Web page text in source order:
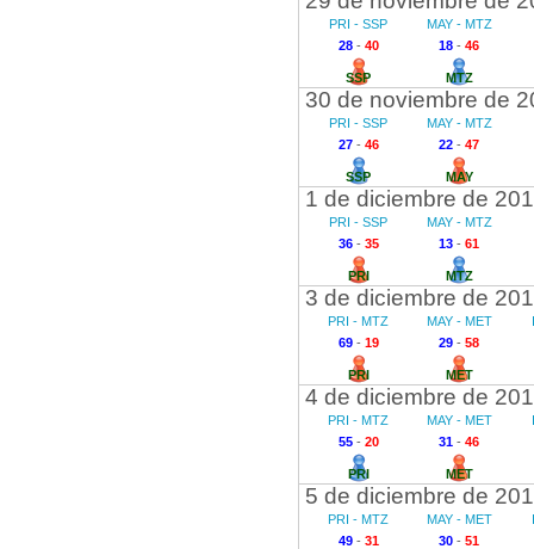
PRI - SSP
28- 40
SSP
MAY - MTZ
18 - 46
MTZ
30 de noviembre de
PRI - SSP
27- 46
SSP
MAY - MTZ
22 - 47
MAY
1 de diciembre de
PRI - SSP
36- 35
PRI
MAY - MTZ
13 - 61
MTZ
3 de diciembre de
PRI - MTZ
69- 19
PRI
MAY - MET
29 - 58
MET
4 de diciembre de
PRI - MTZ
55- 20
PRI
MAY - MET
31 - 46
MET
5 de diciembre de
PRI - MTZ
49- 31
MAY - MET
30 - 51